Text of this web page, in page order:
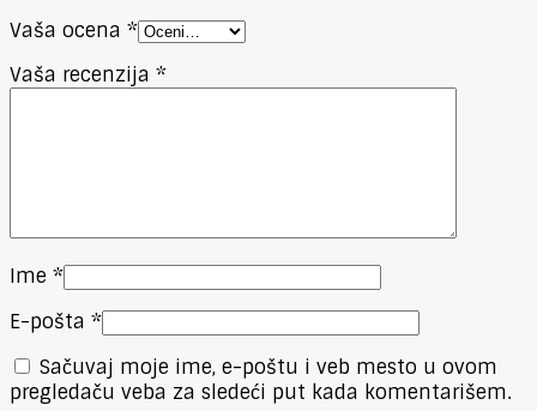
Vaša ocena *
Vaša recenzija *
Ime *
E-pošta *
Sačuvaj moje ime, e-poštu i veb mesto u ovom
pregledaču veba za sledeći put kada komentarišem.